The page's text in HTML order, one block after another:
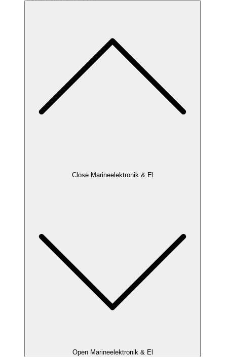
Close Marineelektronik & El
Open Marineelektronik & El